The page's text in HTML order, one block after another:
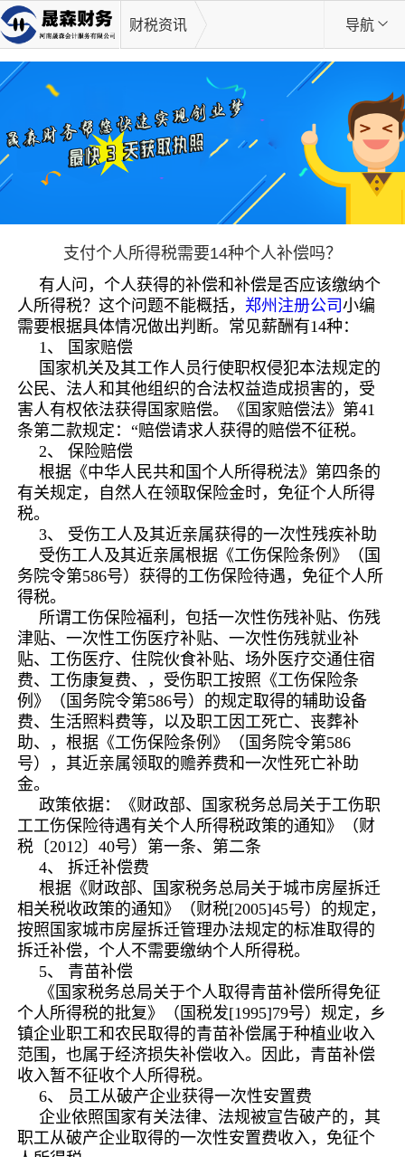
财税资讯 导航
支付个人所得税需要14种个人补偿吗？
有人问，个人获得的补偿和补偿是否应该缴纳个
人所得税？这个问题不能概括， 郑州注册公司小编
需要根据具体情况做出判断。常见薪酬有14种：
1、 国家赔偿
国家机关及其工作人员行使职权侵犯本法规定的
公民、法人和其他组织的合法权益造成损害的，受
害人有权依法获得国家赔偿。《国家赔偿法》第41
条第二款规定：“赔偿请求人获得的赔偿不征税。
2、 保险赔偿
根据《中华人民共和国个人所得税法》第四条的
有关规定，自然人在领取保险金时，免征个人所得
税。
3、 受伤工人及其近亲属获得的一次性残疾补助
受伤工人及其近亲属根据《工伤保险条例》（国
务院令第586号）获得的工伤保险待遇，免征个人所
得税。
所谓工伤保险福利，包括一次性伤残补贴、伤残
津贴、一次性工伤医疗补贴、一次性伤残就业补
贴、工伤医疗、住院伙食补贴、场外医疗交通住宿
费、工伤康复费、，受伤职工按照《工伤保险条
例》（国务院令第586号）的规定取得的辅助设备
费、生活照料费等，以及职工因工死亡、丧葬补
助、，根据《工伤保险条例》（国务院令第586
号），其近亲属领取的赡养费和一次性死亡补助
金。
政策依据：《财政部、国家税务总局关于工伤职
工工伤保险待遇有关个人所得税政策的通知》（财
税〔2012〕40号）第一条、第二条
4、 拆迁补偿费
根据《财政部、国家税务总局关于城市房屋拆迁
相关税收政策的通知》（财税[2005]45号）的规定，
按照国家城市房屋拆迁管理办法规定的标准取得的
拆迁补偿，个人不需要缴纳个人所得税。
5、 青苗补偿
《国家税务总局关于个人取得青苗补偿所得免征
个人所得税的批复》（国税发[1995]79号）规定，乡
镇企业职工和农民取得的青苗补偿属于种植业收入
范围，也属于经济损失补偿收入。因此，青苗补偿
收入暂不征收个人所得税。
6、 员工从破产企业获得一次性安置费
企业依照国家有关法律、法规被宣告破产的，其
职工从破产企业取得的一次性安置费收入，免征个